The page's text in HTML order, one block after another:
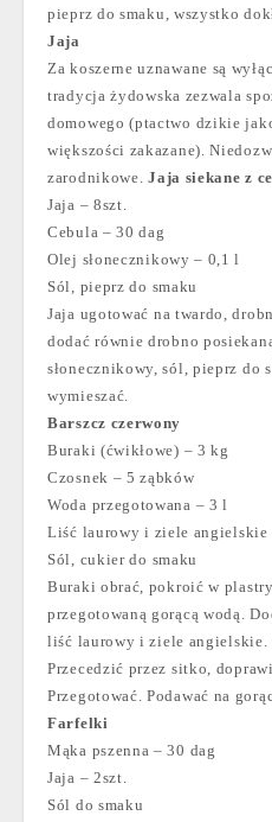
pieprz do smaku, wszystko
Jaja
Za koszerne uznawane są
tradycja żydowska zezwala
domowego (ptactwo dzikie
większości zakazane).
zarodnikowe.Jaja siekane z
Jaja – 8szt.
Cebula – 30 dag
Olej słonecznikowy – 0,1 l
Sól, pieprz do smaku
Jaja ugotować na twardo,
dodać równie drobno
słonecznikowy, sól, pieprz do
wymieszać.
Barszcz czerwony
Buraki (ćwikłowe) – 3 kg
Czosnek – 5 ząbków
Woda przegotowana – 3 l
Liść laurowy i ziele angielskie
Sól, cukier do smaku
Buraki obrać, pokroić w
przegotowaną gorącą wodą.
liść laurowy i ziele angielskie.
Przecedzić przez sitko,
Przegotować. Podawać na
Farfelki
Mąka pszenna – 30 dag
Jaja – 2szt.
Sól do smaku